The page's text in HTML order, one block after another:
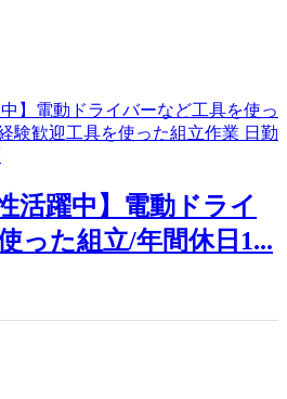
活躍中】電動ドライ
った組立/年間休日1...